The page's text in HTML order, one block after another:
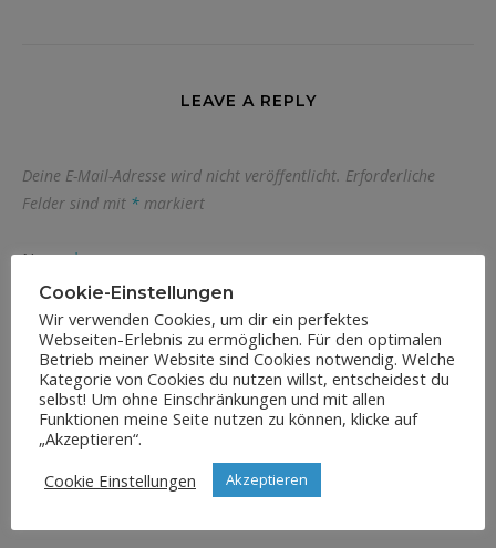
LEAVE A REPLY
Deine E-Mail-Adresse wird nicht veröffentlicht. Erforderliche
Felder sind mit * markiert
Name*
E-Mail-Adresse*
Cookie-Einstellungen
Wir verwenden Cookies, um dir ein perfektes
Webseiten-Erlebnis zu ermöglichen. Für den optimalen
Betrieb meiner Website sind Cookies notwendig. Welche
Kategorie von Cookies du nutzen willst, entscheidest du
selbst! Um ohne Einschränkungen und mit allen
Funktionen meine Seite nutzen zu können, klicke auf
„Akzeptieren“.
Cookie Einstellungen
Akzeptieren